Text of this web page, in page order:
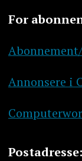
For
Annonsere i
Postadresse: